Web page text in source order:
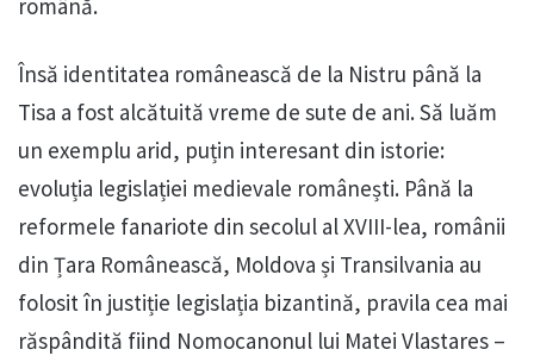
Însă identitatea românească de la Nistru până la
Tisa a fost alcătuită vreme de sute de ani. Să luăm
un exemplu arid, puțin interesant din istorie:
evoluția legislației medievale românești. Până la
reformele fanariote din secolul al XVIII-lea, românii
din Țara Românească, Moldova și Transilvania au
folosit în justiție legislația bizantină, pravila cea mai
răspândită fiind Nomocanonul lui Matei Vlastares –